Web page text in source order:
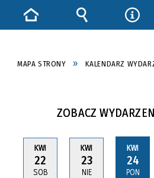
MAPA STRONY KALENDARZ
ZOBACZ
KWI
22
SOB
KWI
23
NIE
KWI
24
PON
Strona